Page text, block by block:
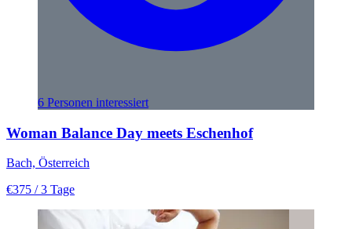
6 Personen interessiert
Woman Balance Day meets Eschenhof
Bach, Österreich
€375 / 3 Tage